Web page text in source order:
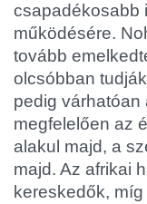
csapadékosabb
működésére.
tovább
olcsóbban
pedig várhatóan
megfelelően az
alakul majd, a
majd. Az afrikai
kereskedők,